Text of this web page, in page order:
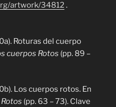
artwork/34812 .
Roturas del cuerpo
cuerpos Rotos (pp. 89 –
Los cuerpos rotos. En
(pp. 63 – 73). Clave